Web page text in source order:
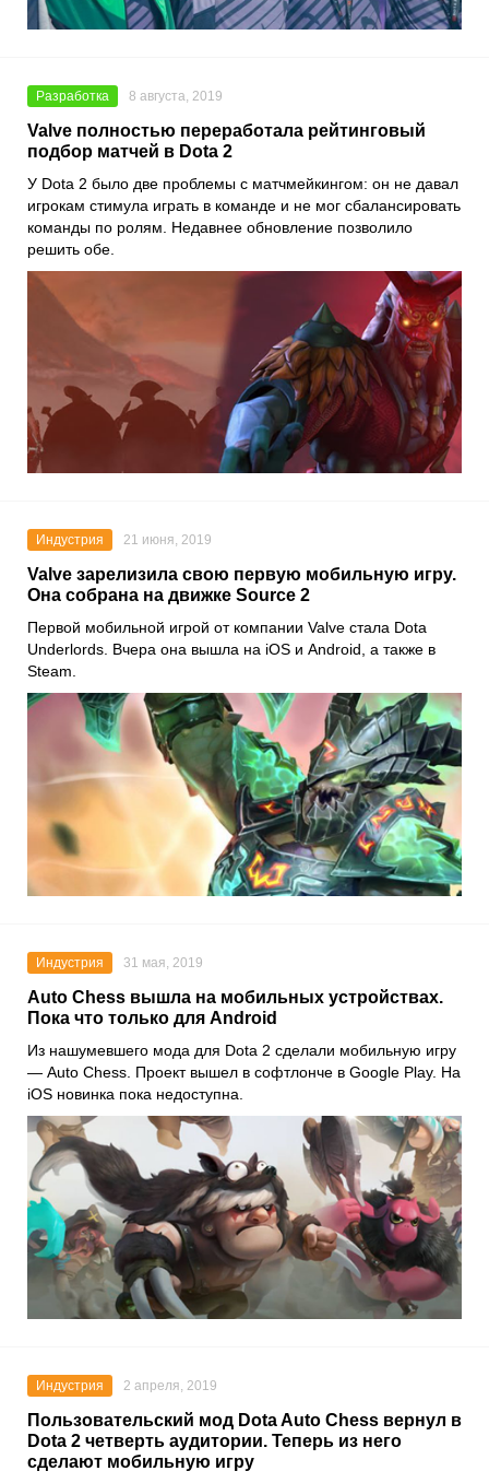
Разработка 8 августа, 2019
Valve полностью переработала рейтинговый
подбор матчей в Dota 2
У Dota 2 было две проблемы с матчмейкингом: он не давал
игрокам стимула играть в команде и не мог сбалансировать
команды по ролям. Недавнее обновление позволило
решить обе.
Индустрия 21 июня, 2019
Valve зарелизила свою первую мобильную игру.
Она собрана на движке Source 2
Первой мобильной игрой от компании Valve стала Dota
Underlords. Вчера она вышла на iOS и Android, а также в
Steam.
Индустрия 31 мая, 2019
Auto Chess вышла на мобильных устройствах.
Пока что только для Android
Из нашумевшего мода для Dota 2 сделали мобильную игру
— Auto Chess. Проект вышел в софтлонче в Google Play. На
iOS новинка пока недоступна.
Индустрия 2 апреля, 2019
Пользовательский мод Dota Auto Chess вернул в
Dota 2 четверть аудитории. Теперь из него
сделают мобильную игру